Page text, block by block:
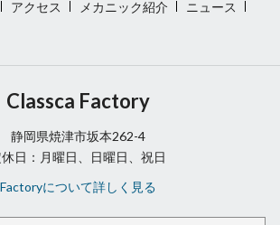
アクセス メカニック紹介
ニュース
Classca Factory
静岡県焼津市坂本262-4
休日：月曜日、日曜日、祝日
Factoryについて詳しく見る